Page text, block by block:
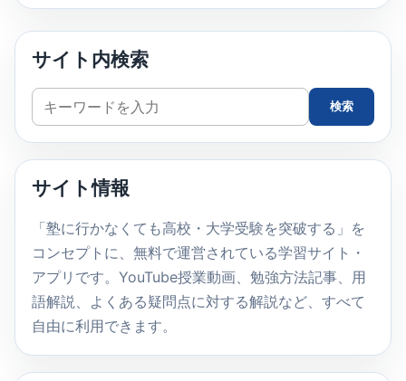
サイト内検索
サ
イ
ト
検
索
検索
サイト情報
「塾に行かなくても高校・大学受験を突破する」を
コンセプトに、無料で運営されている学習サイト・
アプリです。YouTube授業動画、勉強方法記事、用
語解説、よくある疑問点に対する解説など、すべて
自由に利用できます。